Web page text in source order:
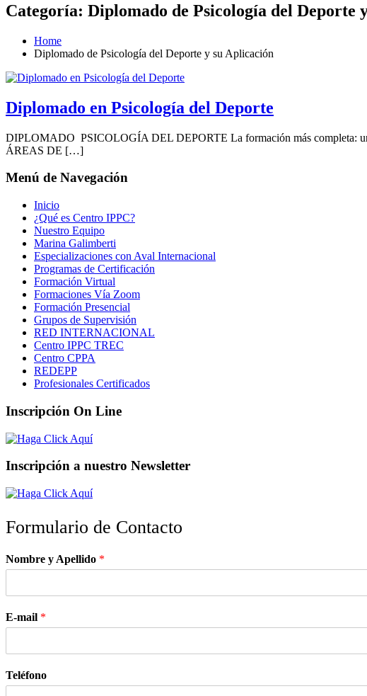
Categoría: Diplomado de Psicología del Deporte
Home
Diplomado de Psicología del Deporte y su Aplicación
Diplomado en Psicología del Deporte
DIPLOMADO PSICOLOGÍA DEL DEPORTE La formación más completa:
ÁREAS DE […]
Menú de Navegación
Inicio
¿Qué es Centro IPPC?
Nuestro Equipo
Marina Galimberti
Especializaciones con Aval Internacional
Programas de Certificación
Formación Virtual
Formaciones Vía Zoom
Formación Presencial
Grupos de Supervisión
RED INTERNACIONAL
Centro IPPC TREC
Centro CPPA
REDEPP
Profesionales Certificados
Inscripción On Line
Inscripción a nuestro Newsletter
Formulario de Contacto
Nombre y Apellido *
E-mail *
Teléfono